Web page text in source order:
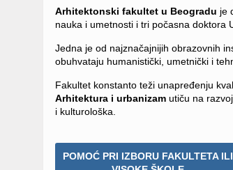
Arhitektonski fakultet u Beogradu je
nauka i umetnosti i tri počasna doktora
Jedna je od najznačajnijih obrazovnih
obuhvataju humanistički, umetnički i
Fakultet konstanto teži unapređenju
Arhitektura i urbanizam utiču na
i kulturološka.
POMOĆ PRI IZBORU FAKULTETA ILI